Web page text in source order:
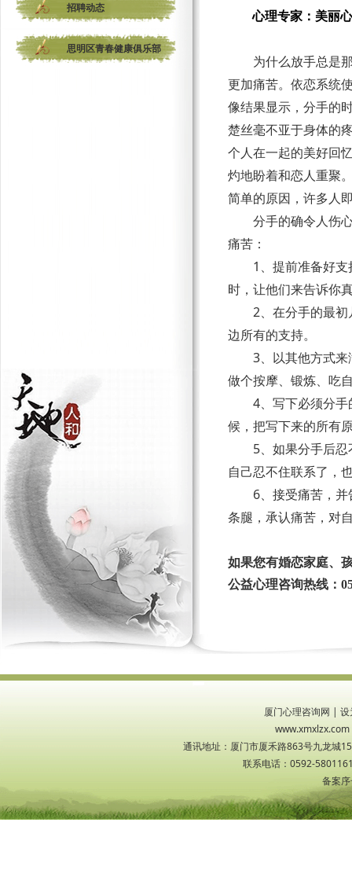
招聘动态
思明区青春健康俱乐部
心理专家：美丽
为什么放手总是
更加痛苦。依恋系统
像结果显示，分手的
楚丝毫不亚于身体的
个人在一起的美好回
灼地盼着和恋人重聚
简单的原因，许多人
分手的确令人伤
痛苦：
1
、提前准备好
时，让他们来告诉你
2 、在分手的最
边所有的支持。
3 、以其他方式
做个按摩、锻炼、吃
4 、写下必须分
候，把写下来的所有
5 、如果分手后
自己忍不住联系了，
6 、接受痛苦，
条腿，承认痛苦，对
如果您有婚恋家庭、
公益心理咨询热线：
厦门心理咨询网 | 设
通讯地址：厦门市厦禾路863号九龙城
联系电话：0592-
备案